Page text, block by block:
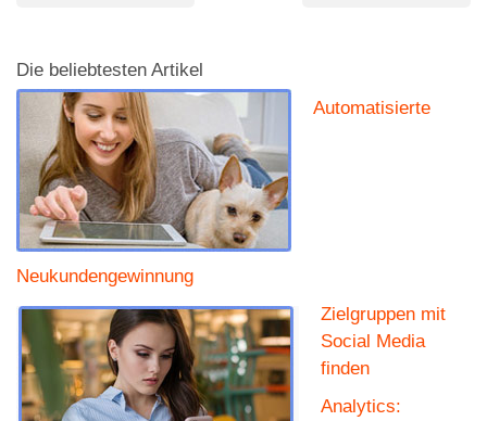
Die beliebtesten Artikel
Automatisierte
Neukundengewinnung
Zielgruppen mit
Social Media
finden
Analytics: